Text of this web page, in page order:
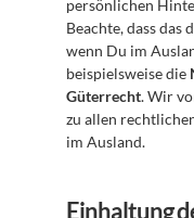
persönlichen
Beachte, dass das
wenn Du im
beispielsweise die
Güterrecht. Wir
zu allen
im Ausland.
Einhaltung